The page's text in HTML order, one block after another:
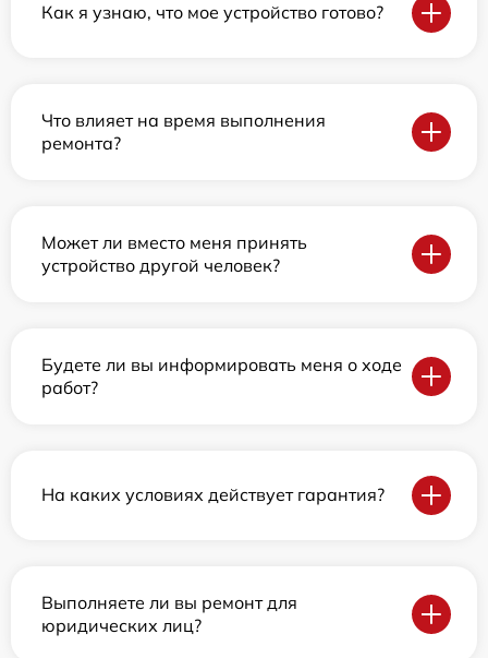
Как я узнаю, что мое устройство готово?
Что влияет на время выполнения
ремонта?
Может ли вместо меня принять
устройство другой человек?
Будете ли вы информировать меня о ходе
работ?
На каких условиях действует гарантия?
Выполняете ли вы ремонт для
юридических лиц?